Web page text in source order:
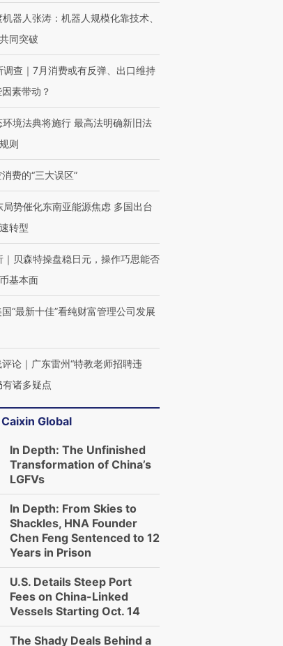
器人张涛：机器人规模化靠技术、
同突破
调查｜7月消费或有反弹、出口维持
素带动？
环境法典将施行 最高法明确新旧法
则
费的“三大误区”
局势催化东南亚能源焦虑 多国出台
转型
｜贝森特操盘稳日元，操作巧思能否
基本面
国“最新十佳”看纯财富管理公司发展
评论｜广东雷州“特教老师招聘违
有诸多疑点
Global
In Depth: The Unfinished
Transformation of China’s
LGFVs
In Depth: From Skies to
Shackles, HNA Founder
Chen Feng Sentenced to 12
Years in Prison
U.S. Details Steep Port
Fees on China-Linked
Vessels Starting Oct. 14
The Shady Deals Behind a